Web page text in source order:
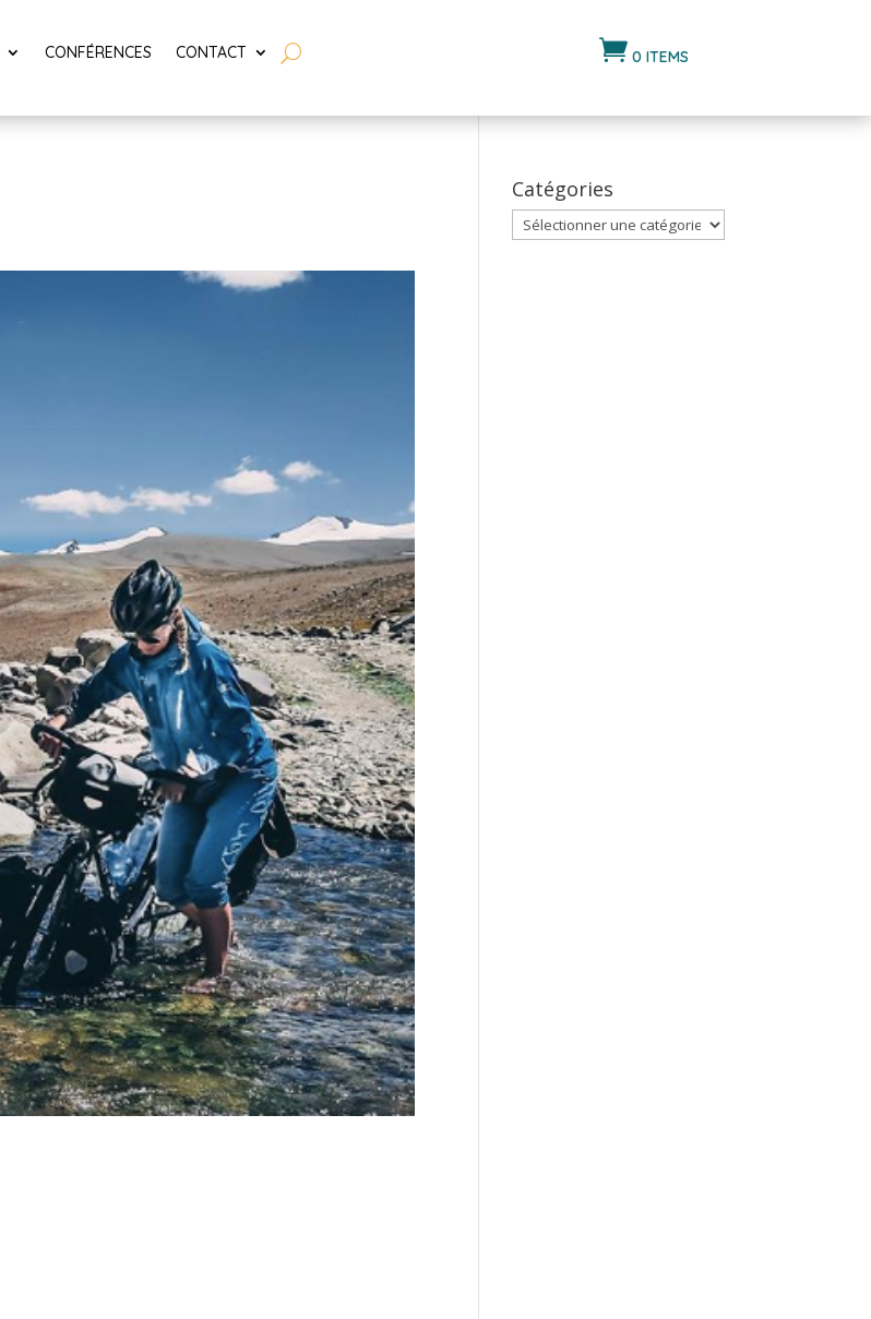
CONFÉRENCES CONTACT  0 ITEMS
Catégories
Catégories